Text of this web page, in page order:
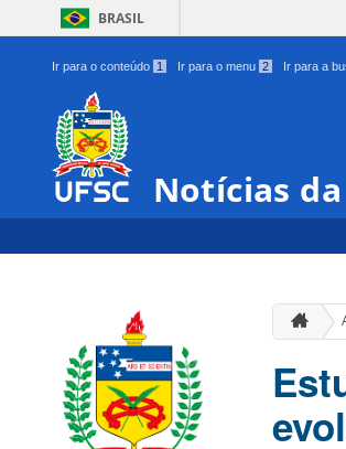
BRASIL
Ir para o conteúdo 1 Ir para o menu 2 Ir para a
Notícias da